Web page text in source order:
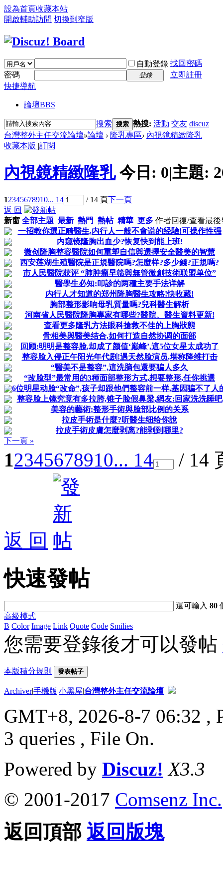
設為首頁收藏本站
開啟輔助訪問 切換到窄版
自動登錄 找回密碼
密碼
登錄
立即註冊
快捷導航
論壇BBS
搜索 搜索 熱搜: 活動 交友 discuz
台灣整外主任交流論壇»論壇 › 隆乳專區› 內視鏡精緻隆乳
收藏本版 |訂閱
內視鏡精緻隆乳 今日: 0|主題:
12345678910... 14 / 14 頁下一頁
返 回
新窗 全部主題 最新 熱門 熱帖 精華 更多 作者回復/查看最後
一招教你選正畸醫生,内行人一般不會说的经驗!可操作性强
内窥镜隆胸出血少?恢复快到能上班!
微创隆胸整容醫院如何重塑自信與選擇安全醫美的智慧
西安莲湖生殖醫院是正規醫院嗎?怎麼样?多少錢?正規嗎?
市人民醫院获评 “肺肿瘤早筛與無管微創技術联盟单位”
醫學生必知:叩診的两種主要手法详解
内行人才知道的郑州隆胸醫生攻略!快收藏!
胸部整形影响母乳質量嗎?兒科醫生解析
河南省人民醫院隆胸專家有哪些?醫院、醫生資料更新!
查看更多隆乳方法眼科搶救不佳的上胸狀態
骨相美與醫美结合,如何打造自然协调的面部
回顾:明明是整容脸,却成了颜值‘巅峰’,這5位女星太成功了
整容脸入侵正午阳光年代剧!遇天然脸演员,堪称降维打击
“醫美不是整容”,這洗脑包還要骗人多久
“改脸型”最常用的3種面部整形方式,想要整形,任你挑選
6位明星动脸“改命”,孩子却跟他們整容前一样,基因骗不了人
整容脸上镜究竟有多拉胯,锥子脸假鼻梁,網友:回家洗洗睡吧
美容的藝術:整形手術與脸部比例的关系
拉皮手術是什麼?听醫生细给你說
拉皮手術皮膚怎麼剥离?能剥到哪里?
下一頁 »
12345678910... 14 / 14
返 回
快速發帖
還可輸入80
高級模式
B Color Image Link Quote Code Smilies
您需要登錄後才可以發帖
本版積分規則 發表帖子
Archiver|手機版|小黑屋|台灣整外主任交流論壇
GMT+8, 2026-8-7 06:32 ,
3 queries , File On.
Powered by Discuz! X3.3
© 2001-2017 Comsenz Inc.
返回頂部 返回版塊